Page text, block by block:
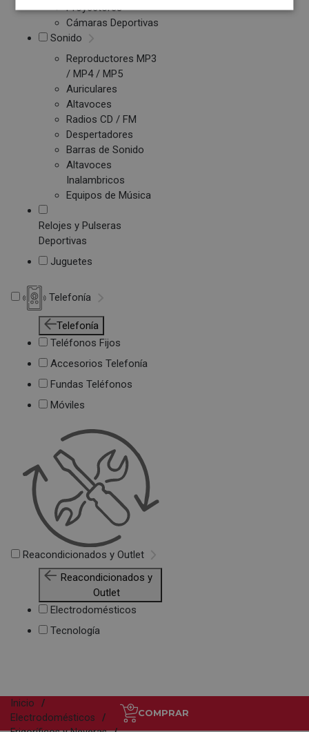
Proyectores
Cámaras Deportivas
Sonido
Reproductores MP3
/ MP4 / MP5
Auriculares
Altavoces
Radios CD / FM
Despertadores
Barras de Sonido
Altavoces
Inalambricos
Equipos de Música
Relojes y Pulseras
Deportivas
Juguetes
Telefonía
Telefonía
Teléfonos Fijos
Accesorios Telefonía
Fundas Teléfonos
Móviles
Reacondicionados y Outlet
Reacondicionados y
Outlet
Electrodomésticos
Tecnología
COMPRAR
Inicio
Electrodomésticos